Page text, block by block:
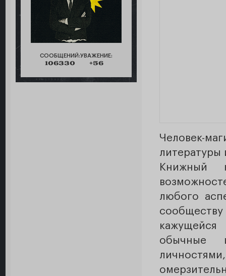
СООБЩЕНИЙ:
106330
УВАЖЕНИЕ:
+56
Человек-
литературы
Книжный
любого
сообществу
обычные